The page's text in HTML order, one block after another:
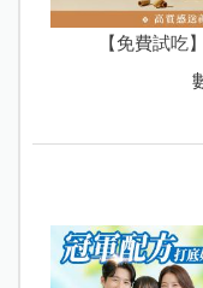
【免費試吃